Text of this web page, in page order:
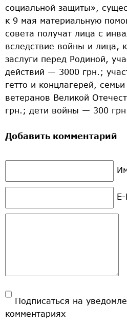
социальной защиты»,
к 9 мая материальную
совета получат лица с
вследствие войны и лица,
заслуги перед Родиной,
действий — 3000 грн.;
гетто и концлагерей,
ветеранов Великой
грн.; дети войны — 300 грн.
Добавить комментарий
Подписаться на
комментариях